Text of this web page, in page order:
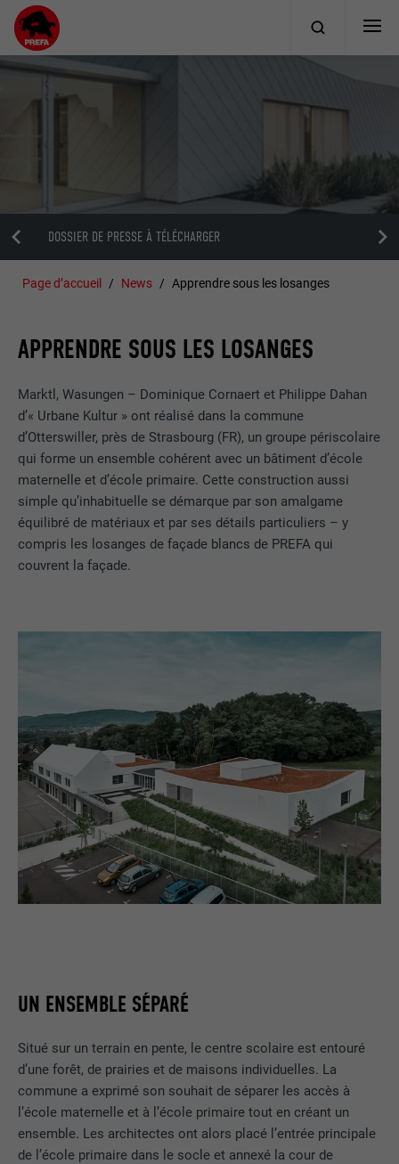
DOSSIER DE PRESSE À TÉLÉCHARGER
Page d’accueil News Apprendre sous les losanges
APPRENDRE SOUS LES LOSANGES
Marktl, Wasungen – Dominique Cornaert et Philippe Dahan
d’« Urbane Kultur » ont réalisé dans la commune
d’Otterswiller, près de Strasbourg (FR), un groupe périscolaire
qui forme un ensemble cohérent avec un bâtiment d’école
maternelle et d’école primaire. Cette construction aussi
simple qu’inhabituelle se démarque par son amalgame
équilibré de matériaux et par ses détails particuliers – y
compris les losanges de façade blancs de PREFA qui
couvrent la façade.
UN ENSEMBLE SÉPARÉ
Situé sur un terrain en pente, le centre scolaire est entouré
d’une forêt, de prairies et de maisons individuelles. La
commune a exprimé son souhait de séparer les accès à
l’école maternelle et à l’école primaire tout en créant un
ensemble. Les architectes ont alors placé l’entrée principale
de l’école primaire dans le socle et annexé la cour de